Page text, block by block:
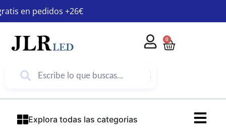
en pedidos +26€
0
Explora todas las categorias